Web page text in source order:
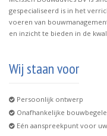
gespecialiseerd is in het
voeren van
en inzicht te bieden in de
Wij staan voor
Persoonlijk ontwerp
Onafhankelijke
Eén aanspreekpunt voor